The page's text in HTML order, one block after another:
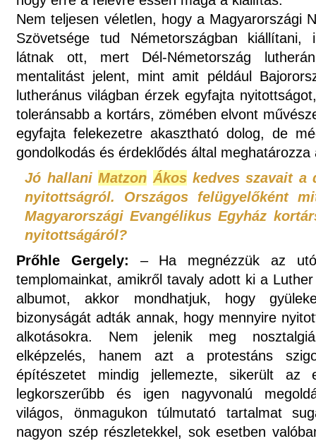
Nem teljesen véletlen, hogy a Magyarországi
Szövetsége tud Németországban kiállítani,
látnak ott, mert Dél-Németország
mentalitást jelent, mint amit például
lutheránus világban érzek egyfajta
toleránsabb a kortárs, zömében elvont
egyfajta felekezetre akasztható dolog, de
gondolkodás és érdeklődés által
Jó hallaniMatzon Ákoskedves szavait a
nyitottságról. Országos felügyelőként
Magyarországi Evangélikus Egyház
nyitottságáról?
Prőhle Gergely: – Ha megnézzük az
templomainkat, amikről tavaly adott ki a
albumot, akkor mondhatjuk, hogy
bizonyságát adták annak, hogy mennyire
alkotásokra. Nem jelenik meg
elképzelés, hanem azt a protestáns
építészetet mindig jellemezte, sikerült az
legkorszerűbb és igen nagyvonalú
világos, önmagukon túlmutató tartalmat
nagyon szép részletekkel, sok esetben